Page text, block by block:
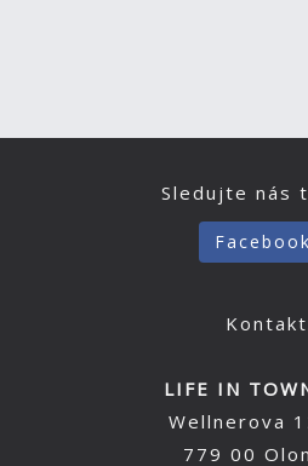
Sledujte nás
LIFE IN
Wellnerova
779 00